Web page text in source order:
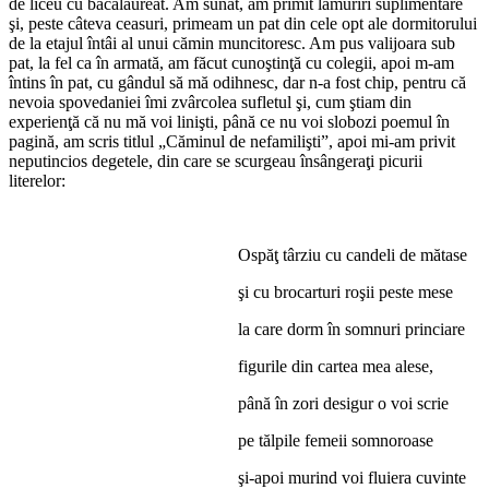
de liceu cu bacalaureat. Am sunat, am primit lămuriri suplimentare
şi, peste câteva ceasuri, primeam un pat din cele opt ale dormitorului
de la etajul întâi al unui cămin muncitoresc. Am pus valijoara sub
pat, la fel ca în armată, am făcut cunoştinţă cu colegii, apoi m-am
întins în pat, cu gândul să mă odihnesc, dar n-a fost chip, pentru că
nevoia spovedaniei îmi zvârcolea sufletul şi, cum ştiam din
experienţă că nu mă voi linişti, până ce nu voi slobozi poemul în
pagină, am scris titlul „Căminul de nefamilişti”, apoi mi-am privit
neputincios degetele, din care se scurgeau însângeraţi picurii
literelor:
Ospăţ târziu cu candeli de mătase
şi cu brocarturi roşii peste mese
la care dorm în somnuri princiare
figurile din cartea mea alese,
până în zori desigur o voi scrie
pe tălpile femeii somnoroase
şi-apoi murind voi fluiera cuvinte